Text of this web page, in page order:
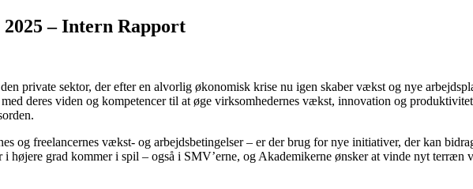
– Intern Rapport
private sektor, der efter en alvorlig økonomisk krise nu igen skaber vækst og nye
deres viden og kompetencer til at øge virksomhedernes vækst, innovation og
og freelancernes vækst- og arbejdsbetingelser – er der brug for nye initiativer, der kan
højere grad kommer i spil – også i SMV’erne, og Akademikerne ønsker at vinde nyt terræn